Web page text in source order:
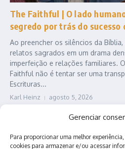
Gerenciar
Para proporcionar uma melhor
cookies para armazenar e/ou acessar
The Faithful | O lado
segredo por trás do sucesso
Ao preencher os silêncios da
relatos sagrados em um drama
imperfeição e relações familiares.
Faithful não é tentar ser uma
Escrituras...
Karl Heinz agosto 5, 2026